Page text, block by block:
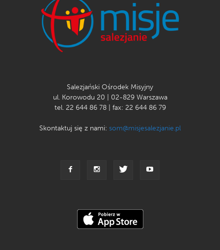
Salezjański Ośrodek Misyjny
ul. Korowodu 20 | 02-829 Warszawa
tel. 22 644 86 78 | fax: 22 644 86 79
Skontaktuj się z nami: som@misjesalezjanie.pl